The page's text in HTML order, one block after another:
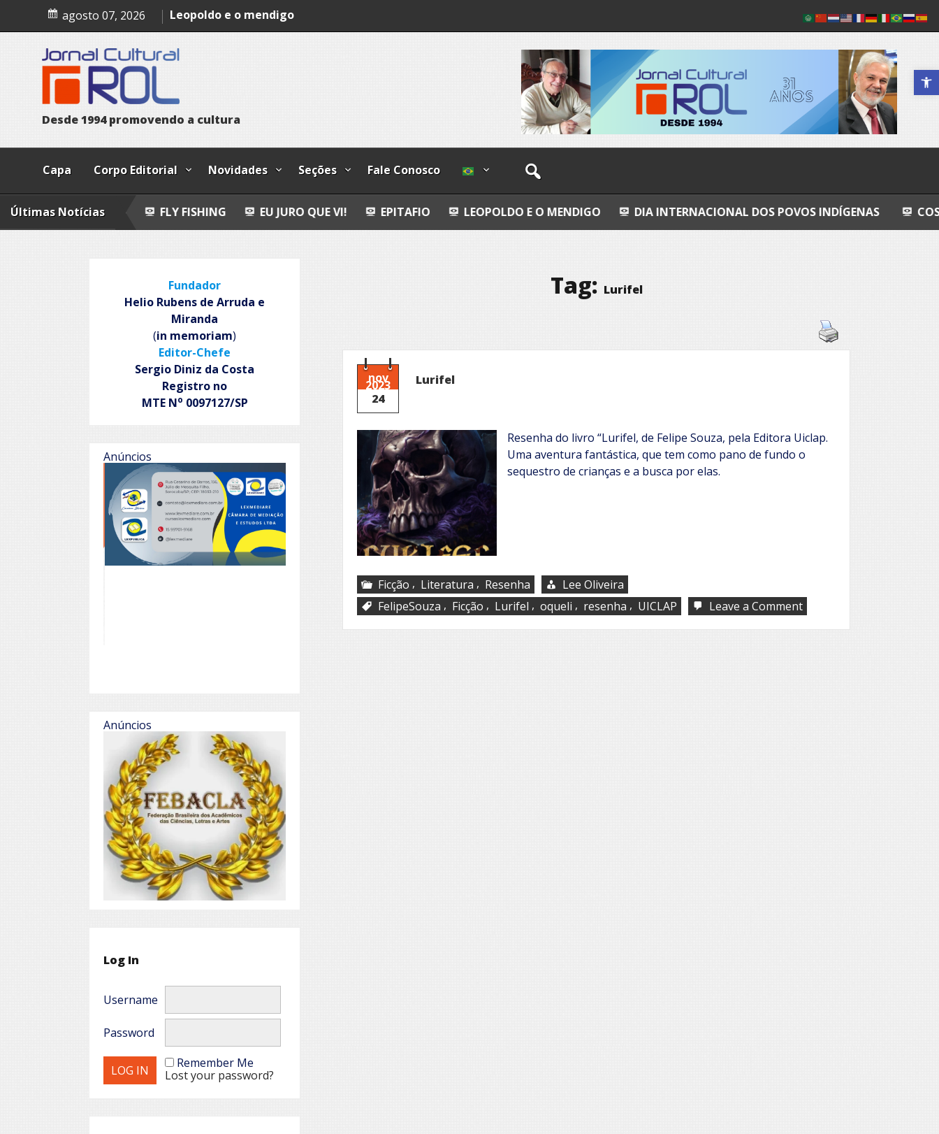
Abrir a
content
agosto 07, 2026
Epitafio
Leopoldo e o mendigo
Dia Internacional dos Povos
Desde1994 promovendo a cultura
Capa Corpo Editorial Novidades Seções Fale Conosco
Últimas Notícias
FLY FISHING EU JURO QUE VI! EPITAFIO LEOPOLDO E O MENDIGO DIA INTERNACIONAL DOS POVOS INDÍGENAS COSMOS
Tag: Lurifel
nov
2023
24
Lurifel
Resenha do livro “Lurifel, de Felipe Souza, pela Editora Uiclap.
Uma aventura fantástica, que tem como pano de fundo o
sequestro de crianças e a busca por elas.
Ficção , Literatura , Resenha
Lee Oliveira
FelipeSouza , Ficção , Lurifel , oqueli , resenha , UICLAP Leave a Commenton
Lurifel
Fundador
Helio Rubens de Arruda e
Miranda
(in memoriam)
Editor-Chefe
Sergio Diniz da Costa
Registro no
MTE No 0097127/SP
Anúncios
Anúncios
Log In
Username
Password
Remember Me
Lost your password?